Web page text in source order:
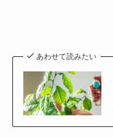
あわせて読みたい